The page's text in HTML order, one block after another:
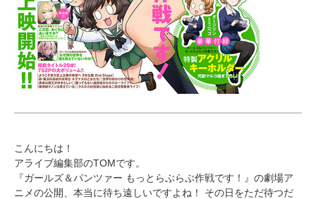
こんにちは！
アライブ編集部のTOMです。
『ガールズ＆パンツァー もっとらぶらぶ作戦です！』の劇場ア
ニメの公開、本当に待ち遠しいですよね！ その日をただ待つだ